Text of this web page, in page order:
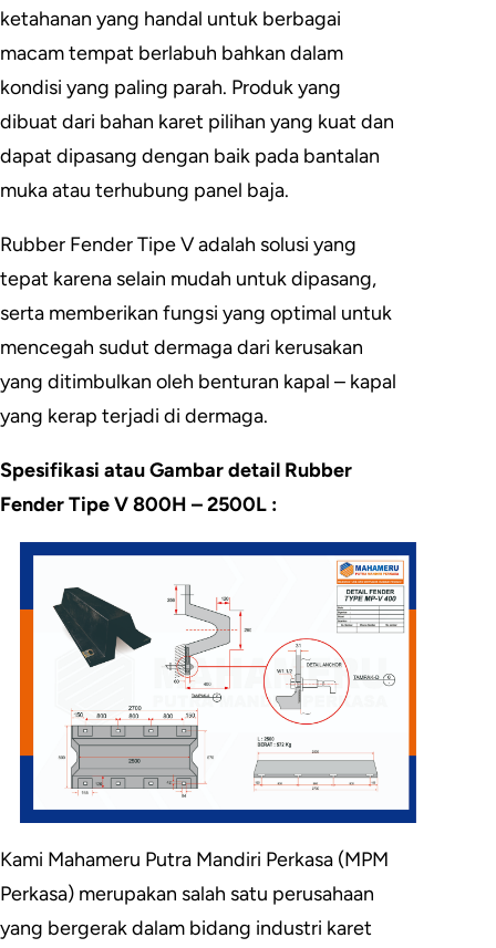
ketahanan yang handal untuk berbagai
macam tempat berlabuh bahkan dalam
kondisi yang paling parah. Produk yang
dibuat dari bahan karet pilihan yang kuat dan
dapat dipasang dengan baik pada bantalan
muka atau terhubung panel baja.
Rubber Fender Tipe V adalah solusi yang
tepat karena selain mudah untuk dipasang,
serta memberikan fungsi yang optimal untuk
mencegah sudut dermaga dari kerusakan
yang ditimbulkan oleh benturan kapal – kapal
yang kerap terjadi di dermaga.
Spesifikasi atau Gambar detail Rubber
Fender Tipe V 800H – 2500L :
Kami Mahameru Putra Mandiri Perkasa (MPM
Perkasa) merupakan salah satu perusahaan
yang bergerak dalam bidang industri karet